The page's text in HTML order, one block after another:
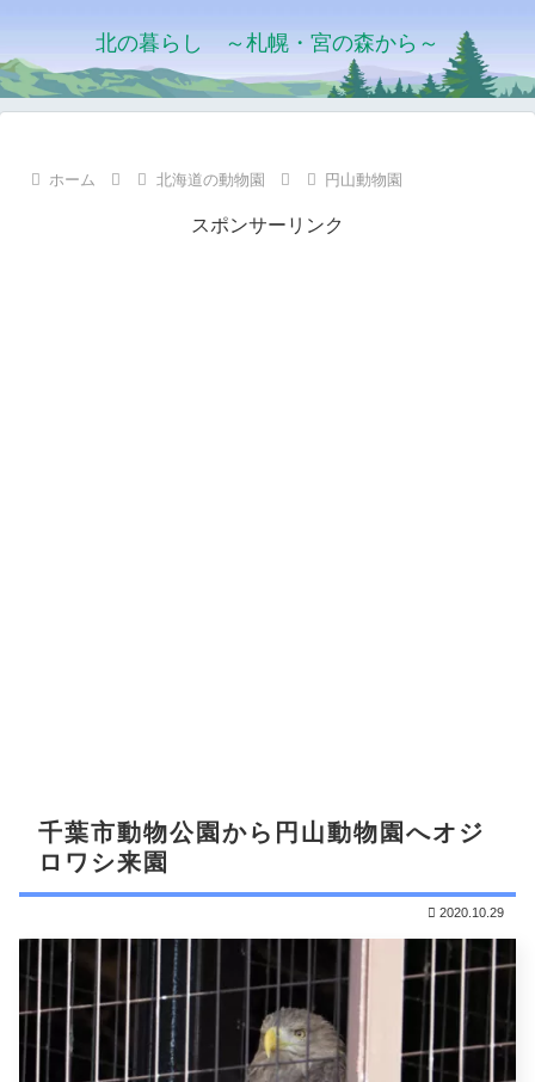
北の暮らし ～札幌・宮の森から～
ホーム 北海道の動物園 円山動物園
スポンサーリンク
千葉市動物公園から円山動物園へオジ
ロワシ来園
2020.10.29